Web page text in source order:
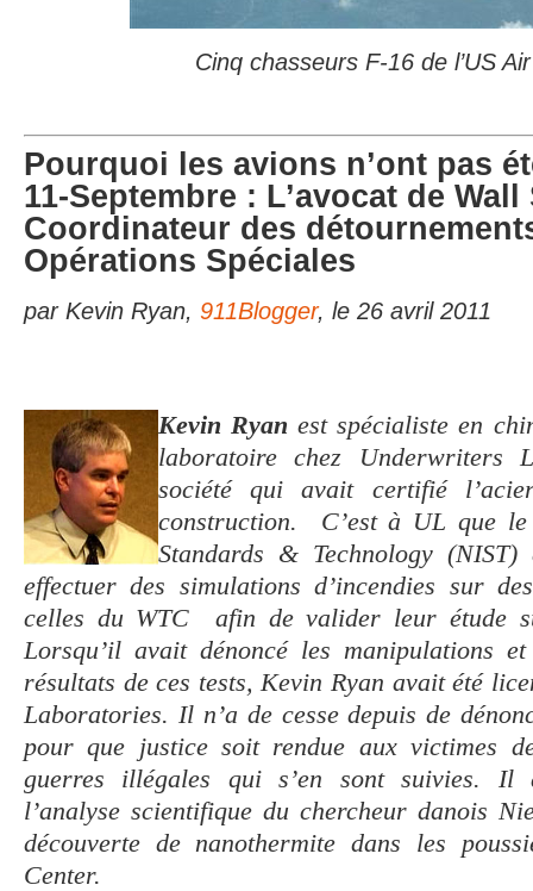
Cinq chasseurs F-16 de l’US
Pourquoi les avions n’ont pas
11-Septembre : L’avocat de
Coordinateur des
Opérations Spéciales
par Kevin Ryan, 911Blogger, le 26 avril 2011
Kevin Ryanest spécialiste en
laboratoire chez Underwriters
société qui avait certifié
construction. C’est à UL que
Standards & Technology
effectuer des simulations d’incendies sur
celles du WTC afin de valider leur étude
Lorsqu’il avait dénoncé les manipulations
résultats de ces tests, Kevin Ryan avait été
Laboratories. Il n’a de cesse depuis de
pour que justice soit rendue aux victimes
guerres illégales qui s’en sont suivies. Il
l’analyse scientifique du chercheur danois
découverte de nanothermite dans les
Center.